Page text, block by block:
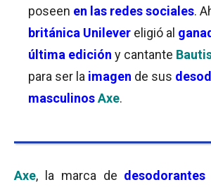
poseen en las redes sociales.
británica Unilever eligió al
última edición y cantante
para ser la imagen de sus
masculinosAxe.
Axe, la marca de